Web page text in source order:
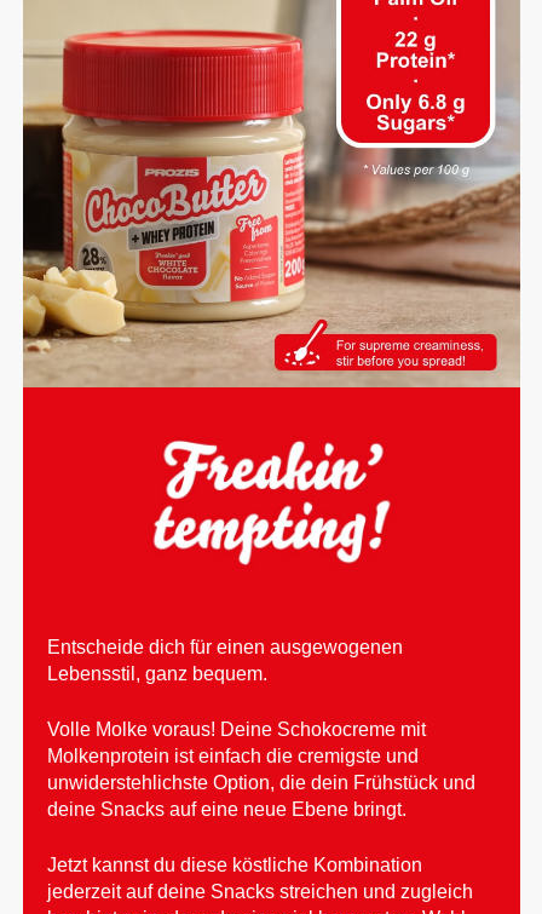
Entscheide dich für einen ausgewogenen
Lebensstil, ganz bequem.
Volle Molke voraus! Deine Schokocreme mit
Molkenprotein ist einfach die cremigste und
unwiderstehlichste Option, die dein Frühstück und
deine Snacks auf eine neue Ebene bringt.
Jetzt kannst du diese köstliche Kombination
jederzeit auf deine Snacks streichen und zugleich